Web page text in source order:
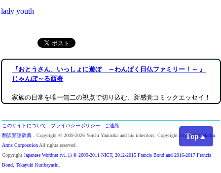
Top▲
lady youth
『おとうさん、いっしょに遊ぼ ～わんぱく日仏ファミリー！～ 』
じゃんぽ～る西著
家族の日常を唯一無二の視点で切り込む、新感覚コミックエッセイ！
このサイトについて プライバシーポリシー
ご連絡
翻訳類語辞典 ．Copyright © 2009-2026 Yoichi Yamaoka and his inheritors; Copyright 2013-2026 Marlin
Arms Corporation All rights reserved.
Copyright Japanese Wordnet (v1.1) © 2009-2011 NICT, 2012-2015 Francis Bond and 2016-2017 Francis
Bond, Takayuki Kuribayashi